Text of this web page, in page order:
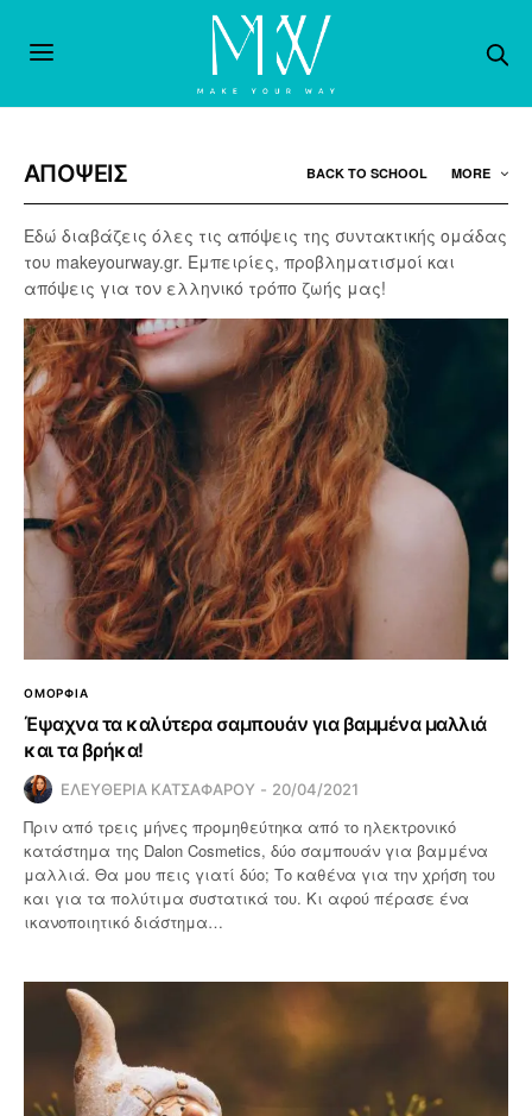
ΑΠΟΨΕΙΣ BACK TO SCHOOL MORE
Εδώ διαβάζεις όλες τις απόψεις της συντακτικής ομάδας
του makeyourway.gr. Εμπειρίες, προβληματισμοί και
απόψεις για τον ελληνικό τρόπο ζωής μας!
ΟΜΟΡΦΙΑ
Έψαχνα τα καλύτερα σαμπουάν για βαμμένα μαλλιά
και τα βρήκα!
ΕΛΕΥΘΕΡΙΑ ΚΑΤΣΑΦΑΡΟΥ 20/04/2021
Πριν από τρεις μήνες προμηθεύτηκα από το ηλεκτρονικό
κατάστημα της Dalon Cosmetics, δύο σαμπουάν για βαμμένα
μαλλιά. Θα μου πεις γιατί δύο; Το καθένα για την χρήση του
και για τα πολύτιμα συστατικά του. Κι αφού πέρασε ένα
ικανοποιητικό διάστημα…